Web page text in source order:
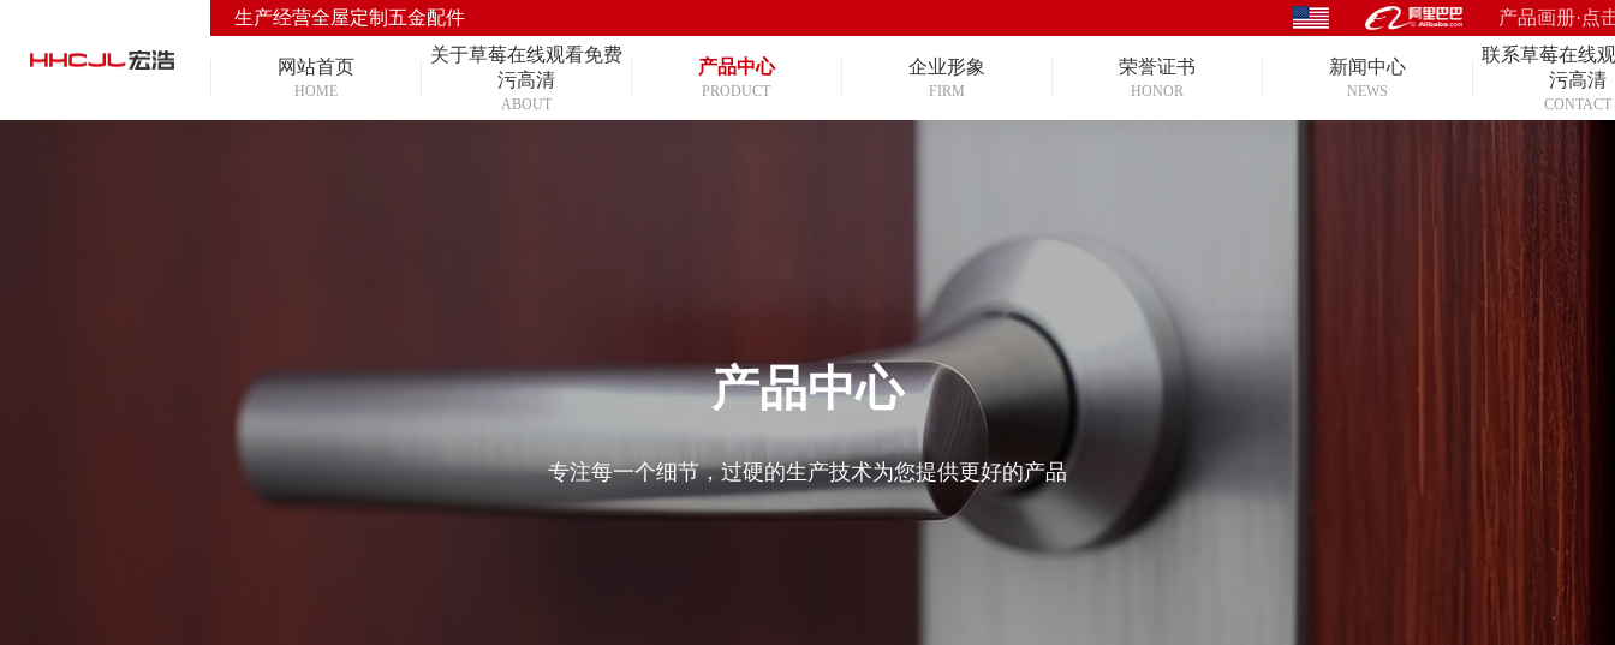
生产经营全屋定制五金配件 产品画册·点
网站首页
HOME
关于草莓在线观看免费
污高清
ABOUT
产品中心
PRODUCT
企业形象
FIRM
荣誉证书
HONOR
新闻中心
NEWS
联系草莓在线
污高清
CONTACT
产品中心
专注每一个细节，过硬的生产技术为您提供更好的产品